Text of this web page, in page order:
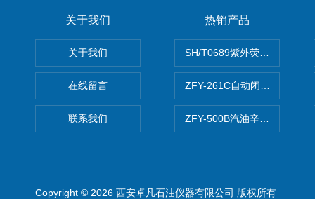
关于我们
关于我们
在线留言
联系我们
热销产品
SH/T0689紫外荧光测硫仪
ZFY-261C自动闭口闪点测定
ZFY-500B汽油辛烷值测定仪
Copyright © 2026 西安卓凡石油仪器有限公司 版权所有